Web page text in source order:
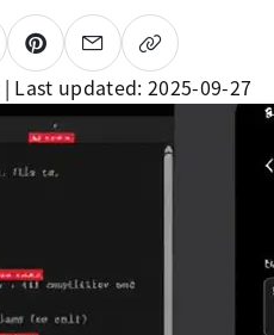
| Last updated: 2025-09-27